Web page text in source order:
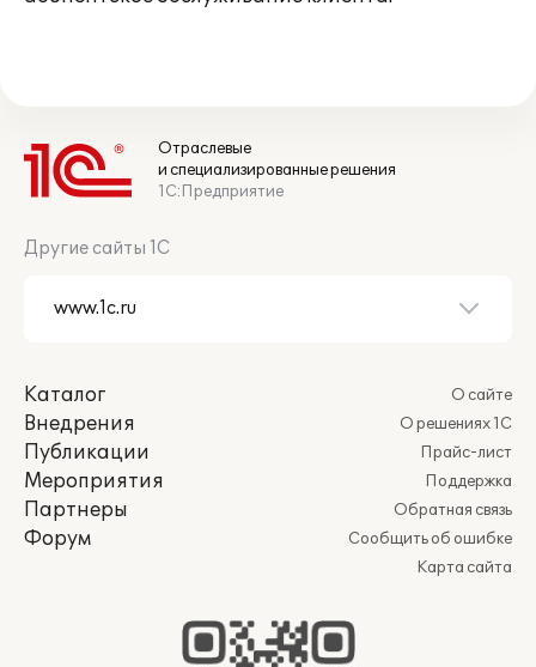
Отраслевые
и специализированные решения
1С:Предприятие
Другие сайты 1С
Каталог
Внедрения
Публикации
Мероприятия
Партнеры
Форум
О сайте
О решениях 1С
Прайс-лист
Поддержка
Обратная связь
Сообщить об ошибке
Карта сайта